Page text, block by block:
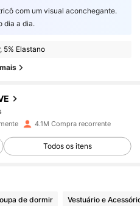
com um visual aconchegante.
dia a dia.
5% Elastano
4.1M Compra recorrente
Todos os itens
de dormir Vestuário e